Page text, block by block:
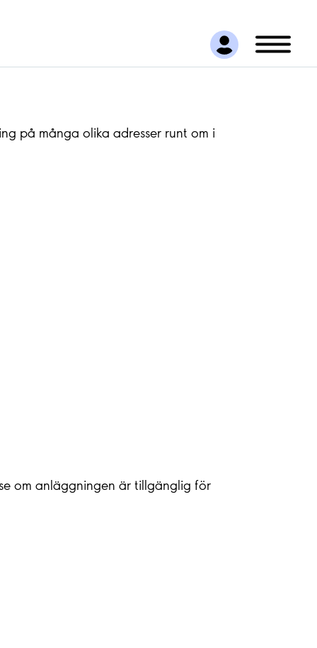
på många olika adresser runt om i
om anläggningen är tillgänglig för